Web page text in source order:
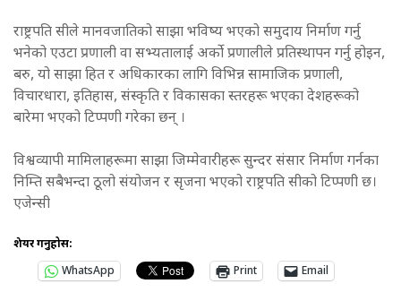
राष्ट्रपति सीले मानवजातिको साझा भविष्य भएको समुदाय निर्माण गर्नु
भनेको एउटा प्रणाली वा सभ्यतालाई अर्को प्रणालीले प्रतिस्थापन गर्नु होइन,
बरु, यो साझा हित र अधिकारका लागि विभिन्न सामाजिक प्रणाली,
विचारधारा, इतिहास, संस्कृति र विकासका स्तरहरू भएका देशहरूको
बारेमा भएको टिप्पणी गरेका छन् ।
विश्वव्यापी मामिलाहरूमा साझा जिम्मेवारीहरू सुन्दर संसार निर्माण गर्नका
निम्ति सबैभन्दा ठूलो संयोजन र सृजना भएको राष्ट्रपति सीको टिप्पणी छ।
एजेन्सी
शेयर गर्नुहोस:
WhatsApp
Print Email